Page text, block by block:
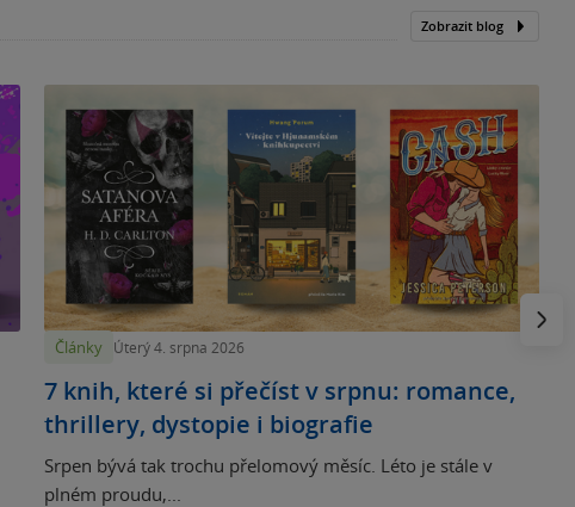
Zobrazit blog
Články Úterý 4. srpna 2026
7 knih, které si přečíst v srpnu: romance,
thrillery, dystopie i biografie
Srpen bývá tak trochu přelomový měsíc. Léto je stále v
plném proudu,...